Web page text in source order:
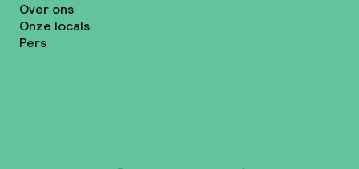
Over ons
Onze locals
Pers